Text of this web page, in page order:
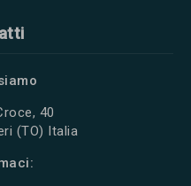
40
(TO) Italia